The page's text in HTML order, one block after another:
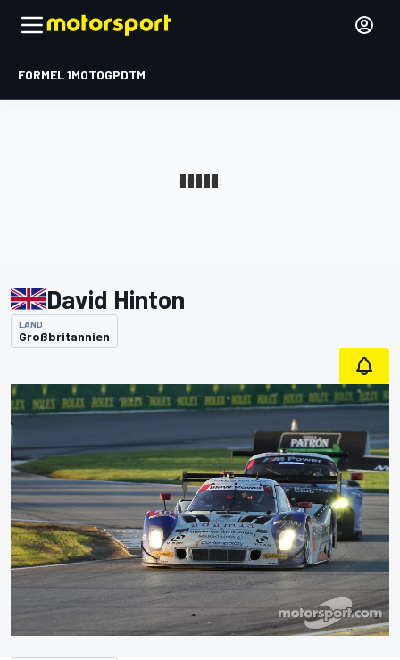
FORMEL 1MOTOGPDTM
David Hinton
LAND
Großbritannien